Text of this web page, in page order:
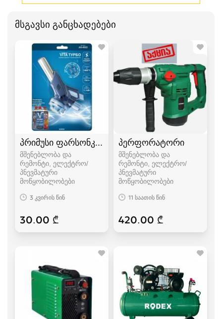
მსგავსი განცხადებები
პრიმუსი ფარსონკა ფუსფუსა
მშენებლობა და
რემონტი, ელექტრო/
პნევმატური
მოწყობილობები
3 კვირის წინ
30.00 ₾
პერფორატორი
მშენებლობა და
რემონტი, ელექტრო/
პნევმატური
მოწყობილობები
11 საათის წინ
420.00 ₾